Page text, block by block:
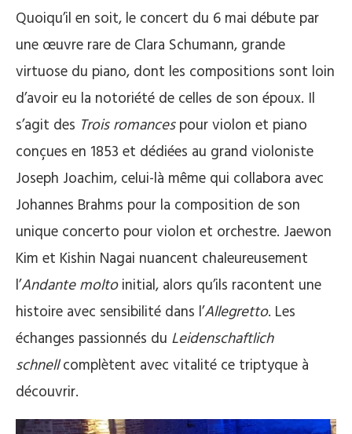
Quoiqu’il en soit, le concert du 6 mai débute par
une œuvre rare de Clara Schumann, grande
virtuose du piano, dont les compositions sont loin
d’avoir eu la notoriété de celles de son époux. Il
s’agit des Trois romancespour violon et piano
conçues en 1853 et dédiées au grand violoniste
Joseph Joachim, celui-là même qui collabora avec
Johannes Brahms pour la composition de son
unique concerto pour violon et orchestre. Jaewon
Kim et Kishin Nagai nuancent chaleureusement
l’Andante moltoinitial, alors qu’ils racontent une
histoire avec sensibilité dans l’Allegretto. Les
échanges passionnés du Leidenschaftlich
schnellcomplètent avec vitalité ce triptyque à
découvrir.